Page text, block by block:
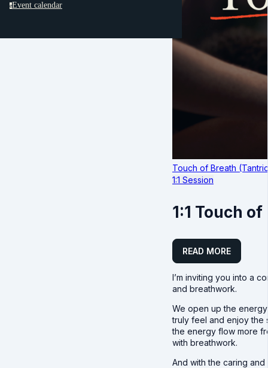
eEvent calendar
Touch of Breath
1:1 Session
1:1 Touch
READ MORE
I’m inviting you into a
and breathwork.
We open up the
truly feel and enjoy the
the energy flow more
with breathwork.
And with the caring